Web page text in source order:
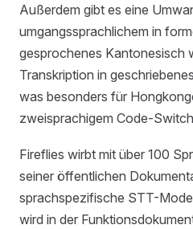
Außerdem gibt es eine
umgangssprachlichem in
gesprochenes Kantonesisch
Transkription in
was besonders für
zweisprachigem Code-
Fireflies wirbt mit über 100
seiner öffentlichen
sprachspezifische STT-
wird in der